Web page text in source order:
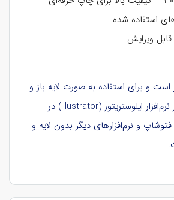
استفاده شده
قابل ویرایش
است و برای استفاده به صورت لایه باز و
قابل ویرایش، باید در نرم‌افزار ایلوستریتور (Illustrator) در
فتوشاپ و نرم‌افزارهای دیگر بدون لایه و